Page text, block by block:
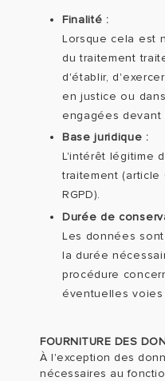
Finalité :
Lorsque cela est
du traitement
d'établir,
en justice ou
engagées
Base juridique :
L'intérêt légitime
traitement (article
RGPD).
Durée de
Les données
la durée
procédure
éventuelles voies
FOURNITURE DES
À l'exception des
nécessaires au